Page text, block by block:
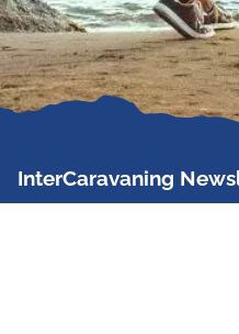
InterCaravaning